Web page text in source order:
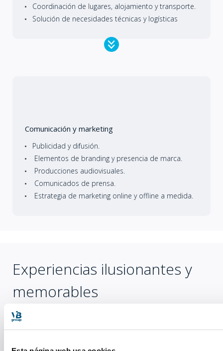
Coordinación de lugares, alojamiento y transporte.
Solución de necesidades técnicas y logísticas
Comunicación y marketing
Publicidad y difusión.
Elementos de branding y presencia de marca.
Producciones audiovisuales.
Comunicados de prensa.
Estrategia de marketing online y offline a medida.
Experiencias ilusionantes y
memorables